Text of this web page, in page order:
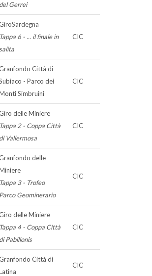
del Gerrei
Tappa 6 - ... il finale in
salita
CIC
Città di
- Parco dei
Simbruini
CIC
delle Miniere
Tappa 2 - Coppa Città
di Vallermosa
CIC
delle
Tappa 3 - Trofeo
Parco Geominerario
CIC
delle Miniere
Tappa 4 - Coppa Città
di Pabillonis
CIC
Città di
CIC